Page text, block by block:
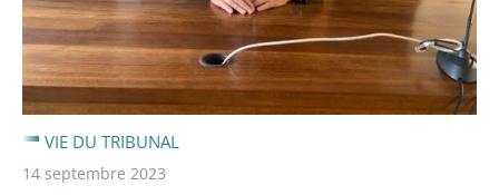
VIE DU TRIBUNAL
14 septembre 2023